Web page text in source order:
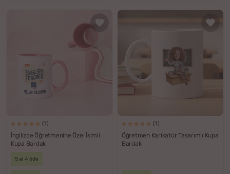
(1)
İngilizce Öğretmenine Özel İsimli
Kupa Bardak
5 al 4 öde
(1)
Öğretmen Karikatür Tasarımlı Kupa
Bardak